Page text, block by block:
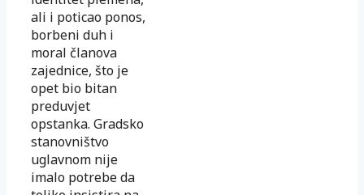
ali i poticao ponos,
borbeni duh i
moral članova
zajednice, što je
opet bio bitan
preduvjet
opstanka. Gradsko
stanovništvo
uglavnom nije
imalo potrebe da